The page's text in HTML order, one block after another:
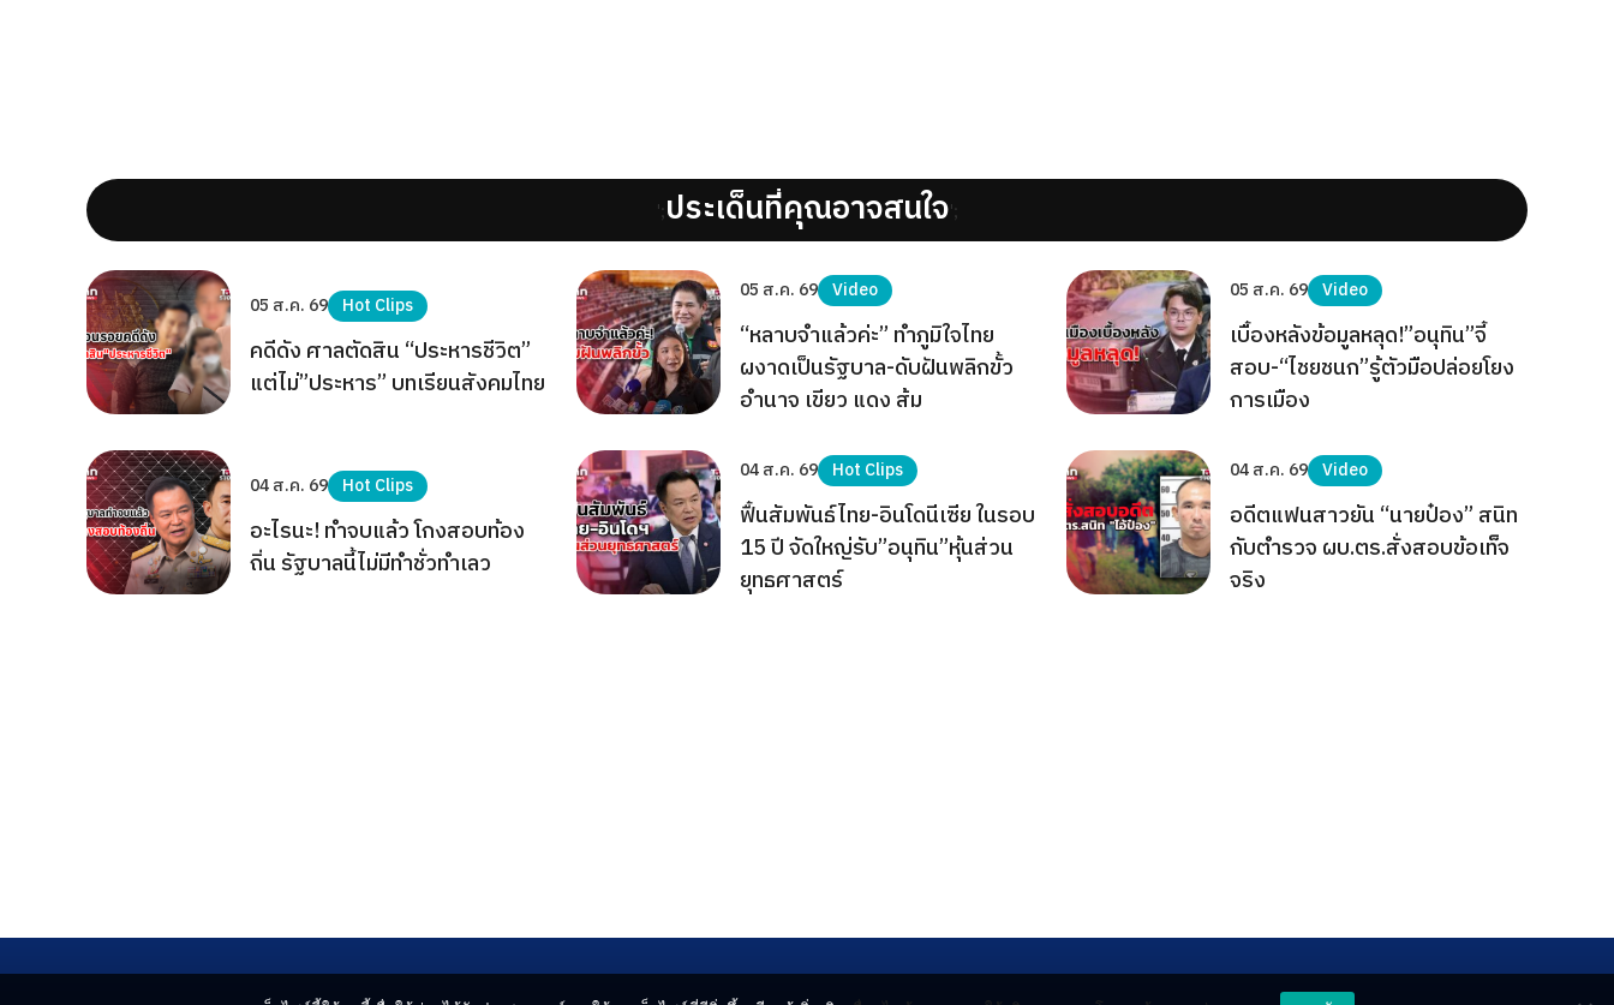
';ประเด็นที่คุณอาจสนใจ';
05 ส.ค. 69 Hot Clips
คดีดัง ศาลตัดสิน “ประหารชีวิต”
แต่ไม่”ประหาร” บทเรียนสังคมไทย
05 ส.ค. 69 Video
“หลาบจำแล้วค่ะ” ทำภูมิใจไทย
ผงาดเป็นรัฐบาล-ดับฝันพลิกขั้ว
อำนาจ เขียว แดง ส้ม
05 ส.ค. 69 Video
เบื้องหลังข้อมูลหลุด!”อนุทิน”จี้
สอบ-“ไชยชนก”รู้ตัวมือปล่อยโยง
การเมือง
04 ส.ค. 69 Hot Clips
อะไรนะ! ทำจบแล้ว โกงสอบท้อง
ถิ่น รัฐบาลนี้ไม่มีทำชั่วทำเลว
04 ส.ค. 69 Hot Clips
ฟื้นสัมพันธ์ไทย-อินโดนีเซีย ในรอบ
15 ปี จัดใหญ่รับ”อนุทิน”หุ้นส่วน
ยุทธศาสตร์
04 ส.ค. 69 Video
อดีตแฟนสาวยัน “นายป๋อง” สนิท
กับตำรวจ ผบ.ตร.สั่งสอบข้อเท็จ
จริง